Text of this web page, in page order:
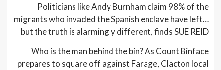
Politicians like Andy Burnham claim 98% of the
migrants who invaded the Spanish enclave have left…
but the truth is alarmingly different, finds SUE REID
Who is the man behind the bin? As Count Binface
prepares to square off against Farage, Clacton local